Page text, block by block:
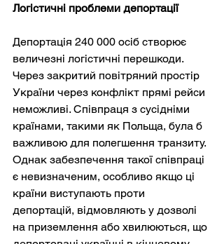
Логістичні проблеми депортації
Депортація 240 000 осіб створює
величезні логістичні перешкоди.
Через закритий повітряний простір
України через конфлікт прямі рейси
неможливі. Співпраця з сусідніми
країнами, такими як Польща, була б
важливою для полегшення транзиту.
Однак забезпечення такої співпраці
є невизначеним, особливо якщо ці
країни виступають проти
депортацій, відмовляють у дозволі
на приземлення або хвилюються, що